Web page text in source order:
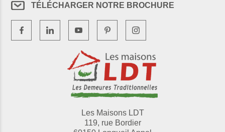
TÉLÉCHARGER NOTRE BROCHURE
Les Maisons LDT
119, rue Bordier